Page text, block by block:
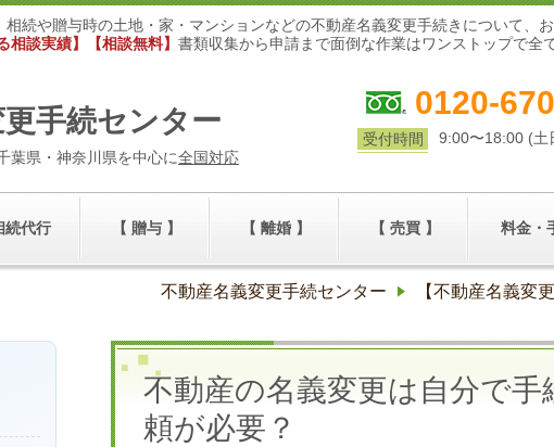
続や贈与時の土地・家・マンションなどの不動産名義変更手続きについて、
相談実績】【相談無料】 書類収集から申請まで面倒な作業はワンストップで全
手続センター
葉県・神奈川県を中心に全国対応
0120-
受付時間 9:00〜18:00 (土
続代行 【 贈与 】 【 離婚 】 【 売買 】 料金・
不動産名義変更手続センター 【不動産名義変
不動産の名義変更は自分で
頼が必要？